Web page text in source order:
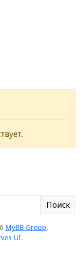
Поиск
MyBB Group.
UI.